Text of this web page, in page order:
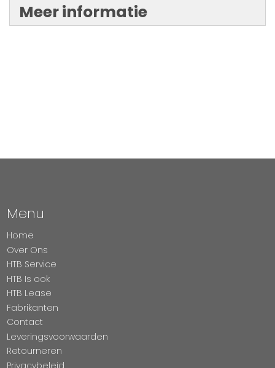
Meer informatie
Menu
Home
Over Ons
HTB Service
HTB Is ook
HTB Lease
Fabrikanten
Contact
Leveringsvoorwaarden
Retourneren
Privacybeleid